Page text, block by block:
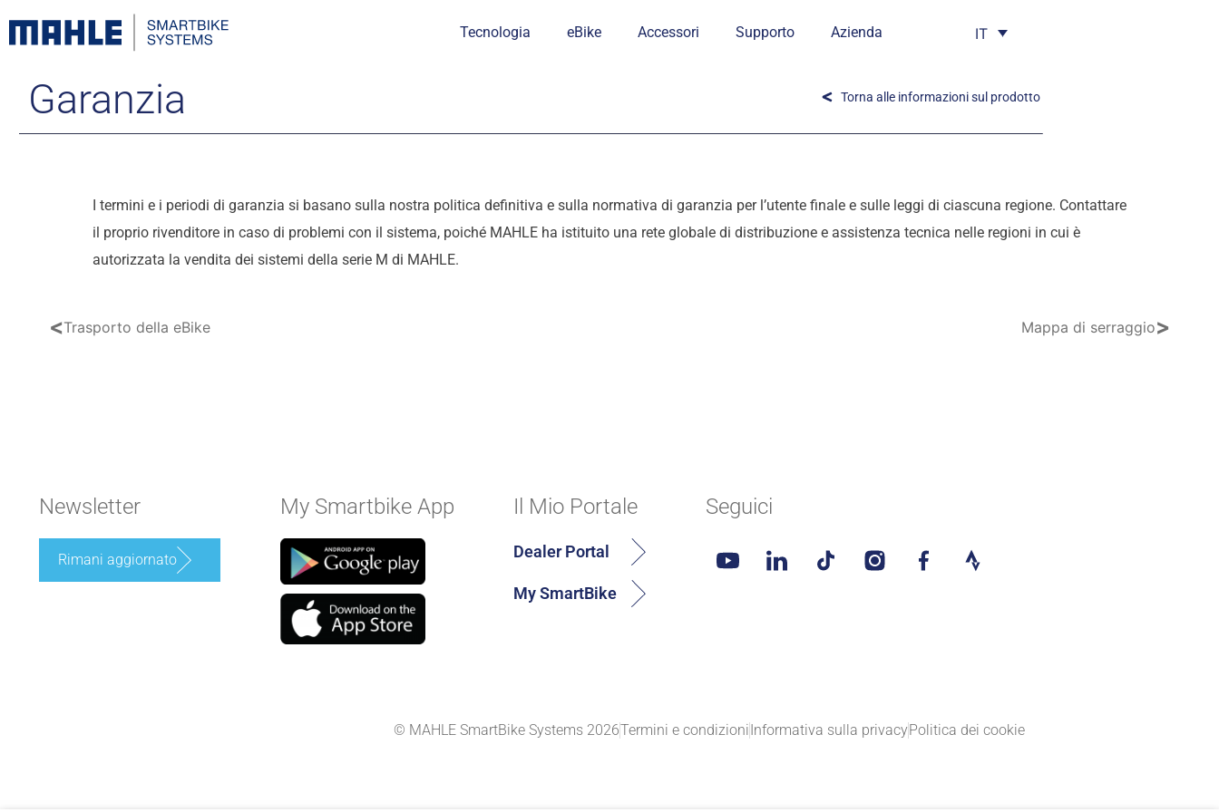
Tecnologia eBike Accessori Supporto Azienda IT
Garanzia Torna alle informazioni sul prodotto
I termini e i periodi di garanzia si basano sulla nostra politica definitiva e sulla normativa di garanzia per l’utente finale e sulle leggi di ciascuna regione. Contattare
il proprio rivenditore in caso di problemi con il sistema, poiché MAHLE ha istituito una rete globale di distribuzione e assistenza tecnica nelle regioni in cui è
autorizzata la vendita dei sistemi della serie M di MAHLE.
<Trasporto della eBike Mappa di serraggio>
Newsletter
Rimani aggiornato
My Smartbike App Il Mio Portale
Dealer Portal
My SmartBike
Seguici
© MAHLE SmartBike Systems 2026Termini e condizioni Informativa sulla privacyPolitica dei cookie